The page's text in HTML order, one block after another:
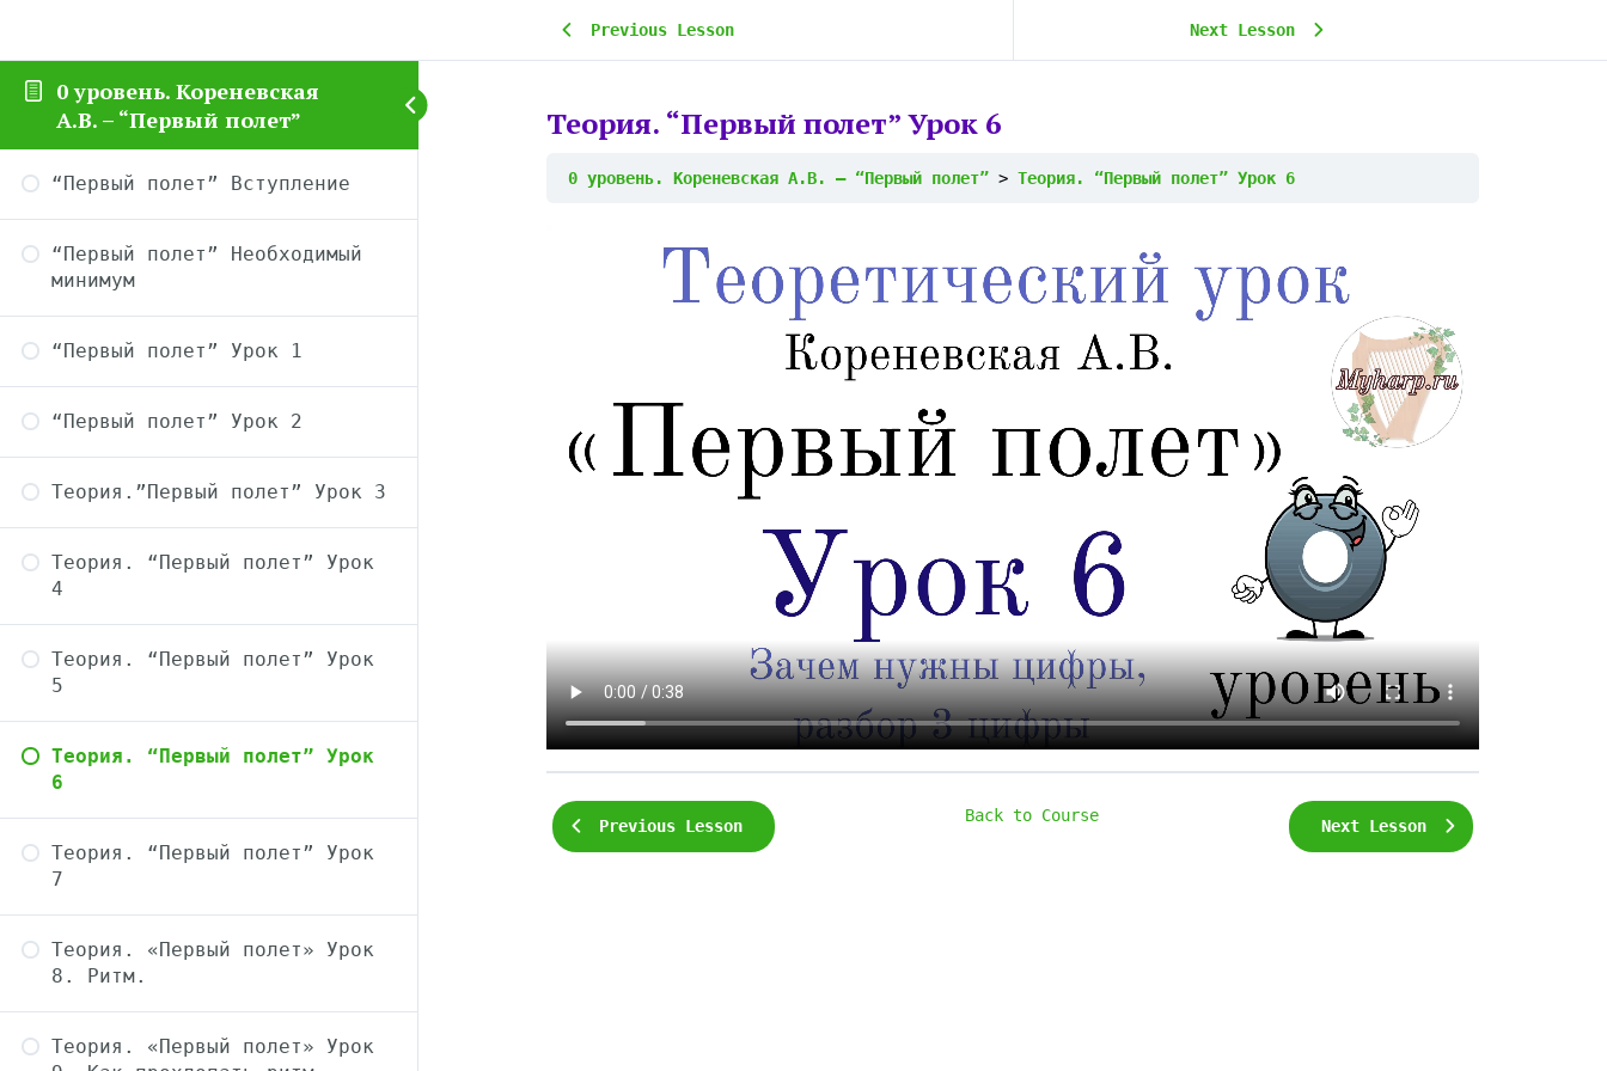
0 уровень. Кореневская
А.В. – “Первый полет”
“Первый полет” Вступление
“Первый полет” Необходимый
минимум
“Первый полет” Урок 1
“Первый полет” Урок 2
Теория.”Первый полет” Урок 3
Теория. “Первый полет” Урок
4
Теория. “Первый полет” Урок
5
Теория. “Первый полет” Урок
6
Теория. “Первый полет” Урок
7
Теория. «Первый полет» Урок
8. Ритм.
Теория. «Первый полет» Урок
Previous Lesson Next Lesson
Теория. “Первый полет” Урок 6
0 уровень. Кореневская А.В. – “Первый полет” Теория. “Первый полет” Урок 6
Previous Lesson
Back to Course
Next Lesson